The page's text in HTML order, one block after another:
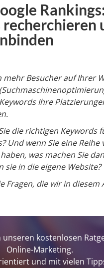
mehr Besucher auf Ihrer
Ihre
die richtigen Keywords
Und wenn Sie eine Reihe
was machen Sie
sie in die eigene Website?
Fragen, die wir in diesem
unseren kostenlosen
Online-Marketing.
und mit vielen